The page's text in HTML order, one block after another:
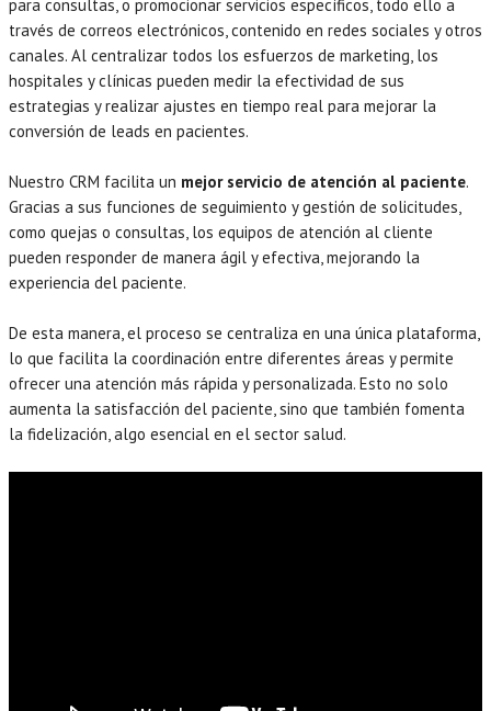
para consultas, o promocionar servicios específicos, todo ello a
través de correos electrónicos, contenido en redes sociales y otros
canales. Al centralizar todos los esfuerzos de marketing, los
hospitales y clínicas pueden medir la efectividad de sus
estrategias y realizar ajustes en tiempo real para mejorar la
conversión de leads en pacientes.
Nuestro CRM facilita un mejor servicio de atención al paciente.
Gracias a sus funciones de seguimiento y gestión de solicitudes,
como quejas o consultas, los equipos de atención al cliente
pueden responder de manera ágil y efectiva, mejorando la
experiencia del paciente.
De esta manera, el proceso se centraliza en una única plataforma,
lo que facilita la coordinación entre diferentes áreas y permite
ofrecer una atención más rápida y personalizada. Esto no solo
aumenta la satisfacción del paciente, sino que también fomenta
la fidelización, algo esencial en el sector salud.